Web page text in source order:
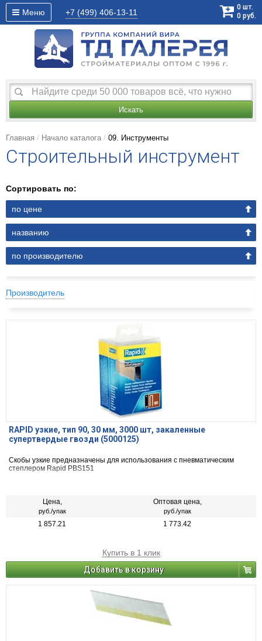
Меню +7 (499) 406-13-11
0 шт.
0 руб.
Искать
Главная Начало каталога 09. Инструменты
Строительный инструмент
Сортировать по:
по цене
названию
по производителю
Производитель
RAPID узкие, тип 90, 30 мм, 3000 шт, закаленные
супертвердые гвозди (5000125)
Скобы узкие предназначены для использования с пневматическим
степлером Rapid PBS151
Цена,
руб./упак
Оптовая цена,
руб./упак
1 857.21 1 773.42
Купить в 1 клик
Добавить в корзину